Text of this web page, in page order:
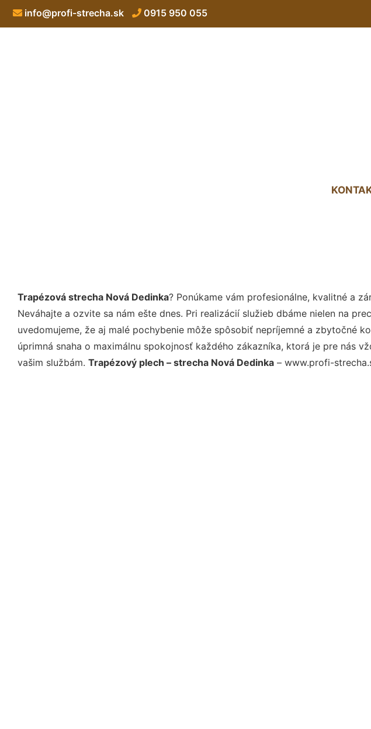
info@profi-strecha.sk 0915 950 055
Trapézová strecha Nová Dedinka? Ponúkame vám profesionálne, kvalitné a
Neváhajte a ozvite sa nám ešte dnes. Pri realizácií služieb dbáme nielen na
uvedomujeme, že aj malé pochybenie môže spôsobiť nepríjemné a zbytočné
úprimná snaha o maximálnu spokojnosť každého zákazníka, ktorá je pre nás
vašim službám. Trapézový plech – strecha Nová Dedinka – www.profi-